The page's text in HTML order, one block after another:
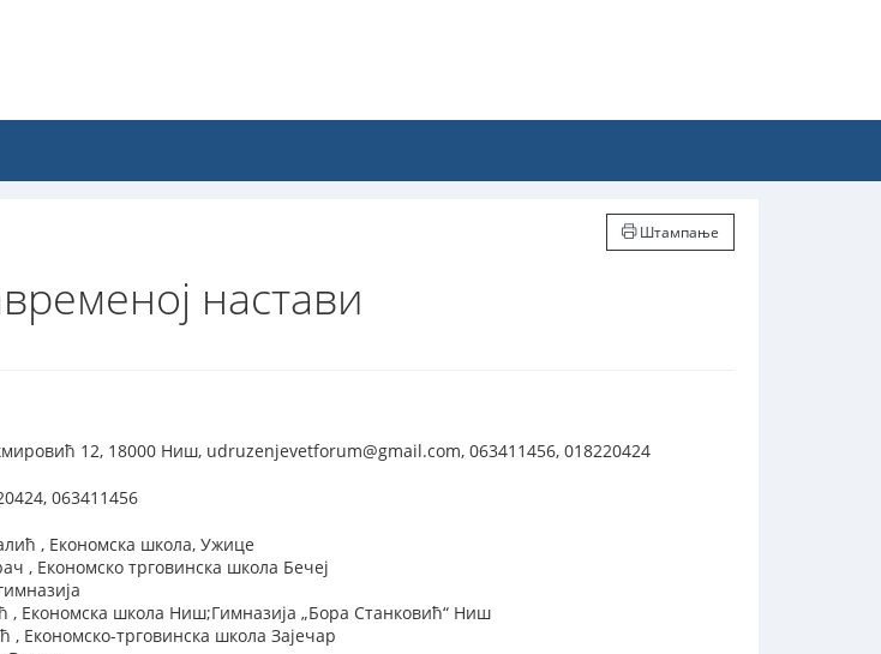
Штампање
настави
12, 18000 Ниш, udruzenjevetforum@gmail.com, 063411456, 018220424
063411456
, Економска школа, Ужице
, Економско трговинска школа Бечеј
, Економска школа Ниш;Гимназија „Бора Станковић“ Ниш
Економско-трговинска школа Зајечар